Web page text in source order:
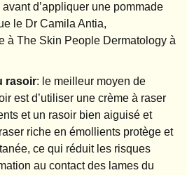
d’appliquer une pommade
le Dr Camila Antia,
à The Skin People Dermatology à
rasoir: le meilleur moyen de
est d’utiliser une crème à raser
et un rasoir bien aiguisé et
riche en émollients protège et
ce qui réduit les risques
au contact des lames du